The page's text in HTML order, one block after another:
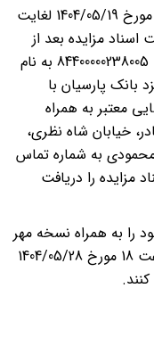
متقاضیان می توانند از ساعت 9 صبح مورخ 1404/05/19 لغایت
جهت دریافت اسناد مزایده بعد از
واریز مبلغ 4.000.000 ریال به شماره حساب 84400000238005 به نام
بانک پارسیان با
معتبر به همراه
خیابان شاه نظری،
آقای محمودی به شماره تماس
مراجعه و اسناد مزایده را دریافت
را به همراه نسخه مهر
و امضاء شده اسناد مزایده حداکثر تا ساعت 18 مورخ 1404/05/28